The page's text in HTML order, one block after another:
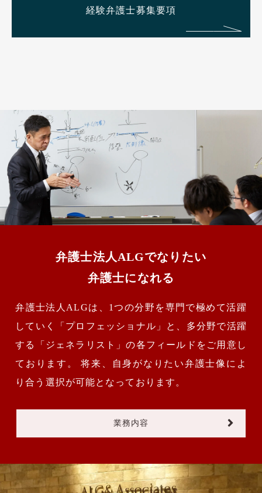
経験弁護士募集要項
弁護士法人ALGでなりたい
弁護士になれる
弁護士法人ALGは、1つの分野を専門で極めて活躍
していく「プロフェッショナル」と、多分野で活躍
する「ジェネラリスト」の各フィールドをご用意し
ております。 将来、自身がなりたい弁護士像によ
り合う選択が可能となっております。
業務内容